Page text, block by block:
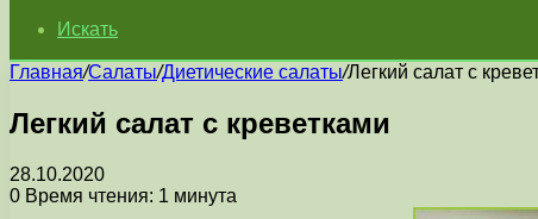
Искать
Главная/Салаты/Диетические салаты/Легкий салат с
Легкий салат с креветками
28.10.2020
0 Время чтения: 1 минута